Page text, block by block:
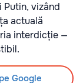
Putin, vizând
actuală
interdicție —
Google